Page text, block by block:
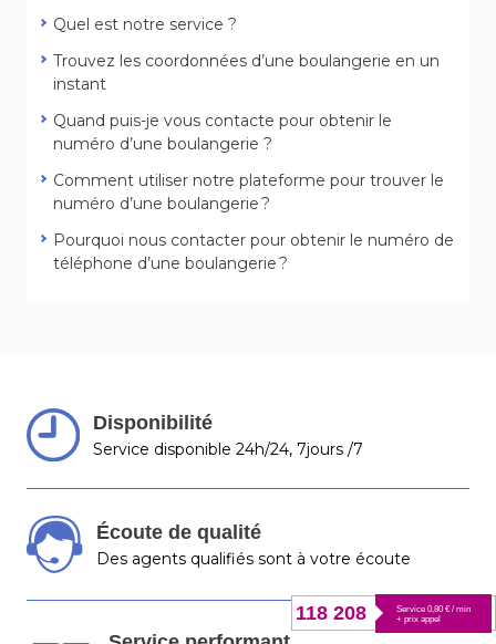
Quel est notre service ?
Trouvez les coordonnées d’une boulangerie en un
instant
Quand puis-je vous contacte pour obtenir le
numéro d’une boulangerie ?
Comment utiliser notre plateforme pour trouver le
numéro d’une boulangerie ?
Pourquoi nous contacter pour obtenir le numéro de
téléphone d’une boulangerie ?
118 208
Service 0,80 € / min
+ prix appel
Disponibilité
Service disponible 24h/24, 7jours /7
Écoute de qualité
Des agents qualifiés sont à votre écoute